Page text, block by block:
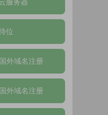
位
外域名注册
外域名注册